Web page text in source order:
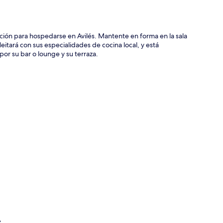
para hospedarse en Avilés. Mantente en forma en la sala
con sus especialidades de cocina local, y está
su bar o lounge y su terraza.